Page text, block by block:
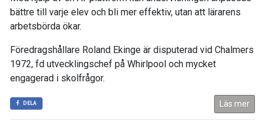
bättre till varje elev och bli mer effektiv, utan att lärarens
arbetsbörda ökar.
Föredragshållare Roland Ekinge är disputerad vid Chalmers
1972, fd utvecklingschef på Whirlpool och mycket
engagerad i skolfrågor.
DELA Läs mer